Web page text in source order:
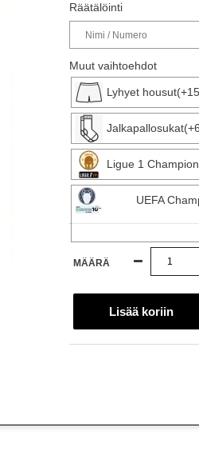
Räätälöinti
Muut vaihtoehdot
Lyhyet
Ligue 1
UEFA
MÄÄRÄ